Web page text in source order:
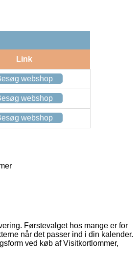
Link
webshop
webshop
webshop
Førstevalget hos mange er for
når det passer ind i din kalender.
ved køb af Visitkortlommer,